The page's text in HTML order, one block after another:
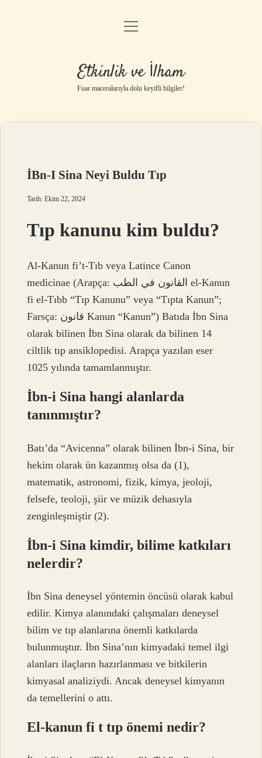
Anasayfa
Gizlilik Politikası
Yasal Uyarı
menüyü
Etkinlik ve İlham
Fuar maceralarıyla dolu keyifli bilgiler!
İBn-I Sina Neyi Buldu Tıp
Tarih: Ekim 22, 2024
Tıp kanunu kim buldu?
Al-Kanun fi’t-Tıb veya Latince Canon
medicinae (Arapça: القانون في الطب el-Kanun
fi el-Tıbb “Tıp Kanunu” veya “Tıpta Kanun”;
Farsça: قانون Kanun “Kanun”) Batıda İbn Sina
olarak bilinen İbn Sina olarak da bilinen 14
ciltlik tıp ansiklopedisi. Arapça yazılan eser
1025 yılında tamamlanmıştır.
İbn-i Sina hangi alanlarda
tanınmıştır?
Batı’da “Avicenna” olarak bilinen İbn-i Sina, bir
hekim olarak ün kazanmış olsa da (1),
matematik, astronomi, fizik, kimya, jeoloji,
felsefe, teoloji, şiir ve müzik dehasıyla
zenginleşmiştir (2).
İbn-i Sina kimdir, bilime katkıları
nelerdir?
İbn Sina deneysel yöntemin öncüsü olarak kabul
edilir. Kimya alanındaki çalışmaları deneysel
bilim ve tıp alanlarına önemli katkılarda
bulunmuştur. İbn Sina’nın kimyadaki temel ilgi
alanları ilaçların hazırlanması ve bitkilerin
kimyasal analiziydi. Ancak deneysel kimyanın
da temellerini o attı.
El-kanun fi t tıp önemi nedir?